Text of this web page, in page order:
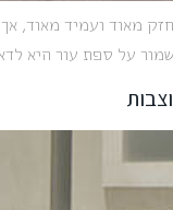
מאוד ועמיד מאוד,
על ספת עור היא